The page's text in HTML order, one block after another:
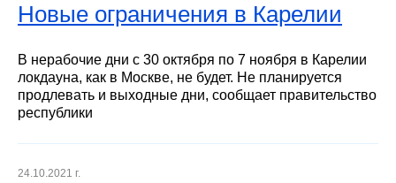
Новые ограничения в Карелии
В нерабочие дни с 30 октября по 7 ноября в Карелии
локдауна, как в Москве, не будет. Не планируется
продлевать и выходные дни, сообщает правительство
республики
24.10.2021 г.